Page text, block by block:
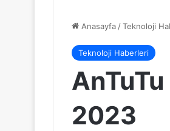
Anasayfa /Teknoloji
Teknoloji Haberleri
2023